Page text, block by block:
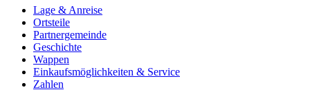
Lage & Anreise
Ortsteile
Partnergemeinde
Geschichte
Wappen
Einkaufsmöglichkeiten & Service
Zahlen